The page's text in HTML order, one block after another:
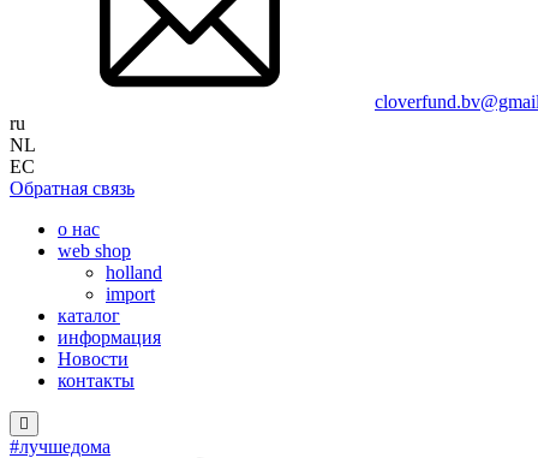
ru
NL
EC
Обратная связь
о нас
web shop
holland
import
каталог
информация
Новости
контакты
#лучшедома